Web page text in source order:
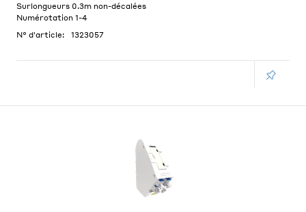
Surlongueurs 0.3m non-décalées
Numérotation 1-4
N° d'article:
1323057